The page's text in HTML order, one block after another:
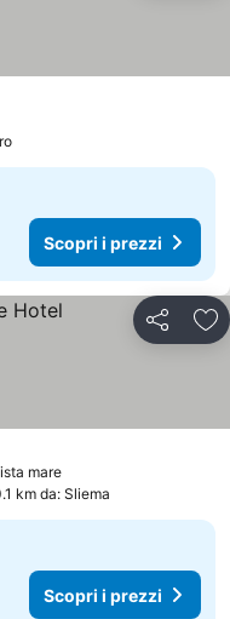
Scopri i prezzi
Condividi
mare
km da: Sliema
Scopri i prezzi